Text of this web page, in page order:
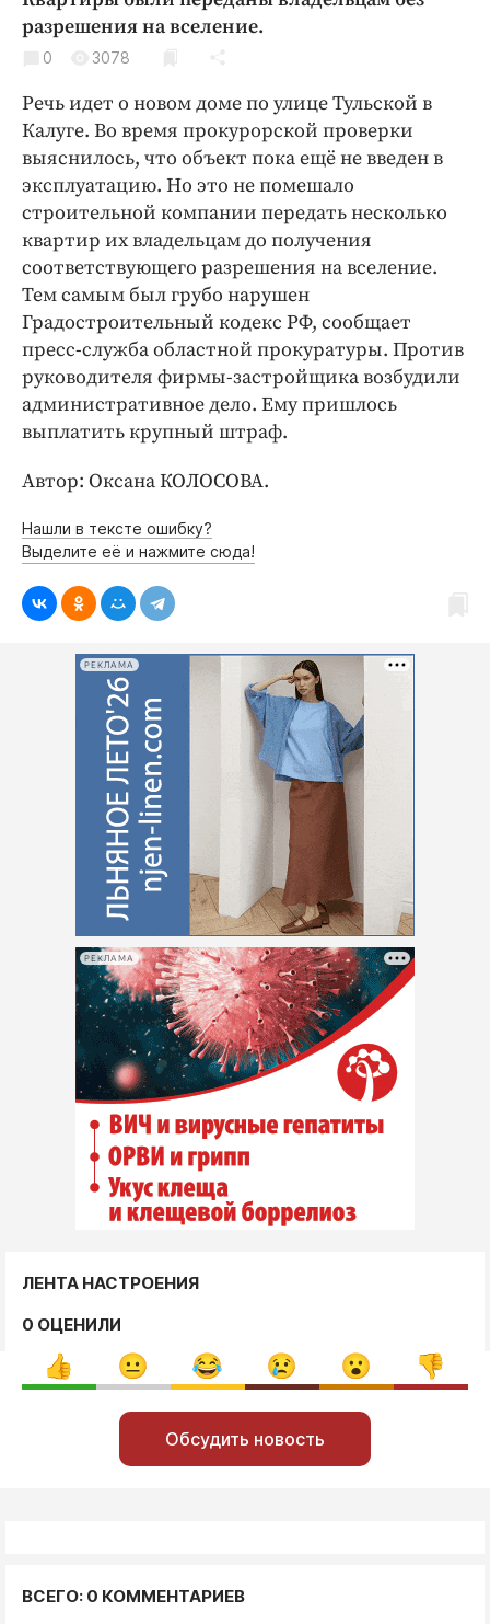
Криминал
Культура
Образование
Общество
Погода
Праздники
Происшествия
Спорт
Экономика и бизнес
ПРОЕКТЫ
Блоги
Издания
Интересное чтиво
Клиника года
Бренд года
Работодатель года
разрешения на вселение.
0 3078
Речь идет о новом доме по улице Тульской в
Калуге. Во время прокурорской проверки
выяснилось, что объект пока ещё не введен в
эксплуатацию. Но это не помешало
строительной компании передать несколько
квартир их владельцам до получения
соответствующего разрешения на вселение.
Тем самым был грубо нарушен
Градостроительный кодекс РФ, сообщает
пресс-служба областной прокуратуры. Против
руководителя фирмы-застройщика возбудили
административное дело. Ему пришлось
выплатить крупный штраф.
Автор: Оксана КОЛОСОВА.
Нашли в тексте ошибку?
Выделите её и нажмите сюда!
РЕКЛАМА
РЕКЛАМА
ЛЕНТА НАСТРОЕНИЯ
0 ОЦЕНИЛИ
Обсудить новость
ВСЕГО: 0 КОММЕНТАРИЕВ